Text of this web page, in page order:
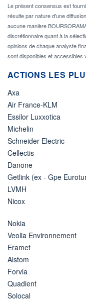
Le présent consensus est
résulte par nature d'une
aucune manière
discrétionnaire quant à la
opinions de chaque analyste
sont disponibles et accessibles
ACTIONS LES
Axa
Air France-KLM
Essilor Luxxotica
Michelin
Schneider Electric
Cellectis
Danone
Getlink (ex - Gpe
LVMH
Nicox
Nokia
Veolia Environnement
Eramet
Alstom
Forvia
Quadient
Solocal